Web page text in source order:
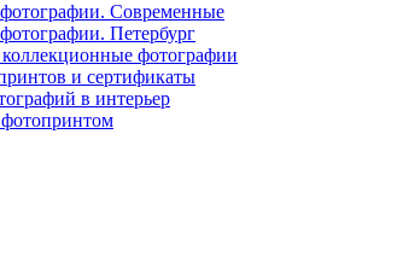
Современные
Петербург
фотографии
и сертификаты
в интерьер
фотопринтом